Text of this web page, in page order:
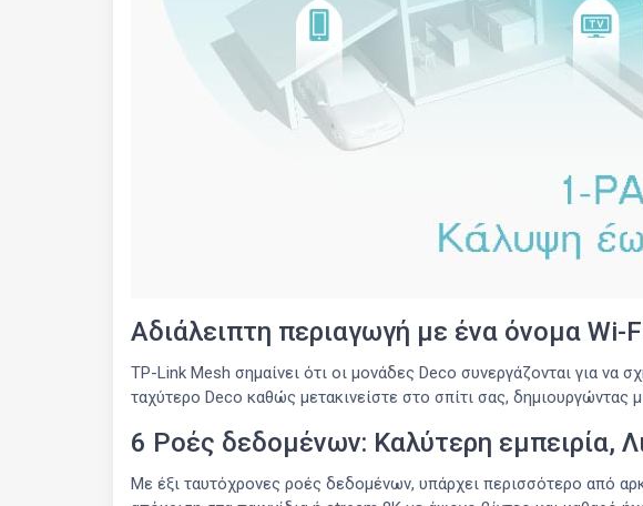
Αδιάλειπτη περιαγωγή με ένα όνομα Wi-
TP-Link Mesh σημαίνει ότι οι μονάδες Deco συνεργάζονται για
ταχύτερο Deco καθώς μετακινείστε στο σπίτι σας, δημιουργώντας
6 Ροές δεδομένων: Καλύτερη εμπειρία,
Με έξι ταυτόχρονες ροές δεδομένων, υπάρχει περισσότερο από